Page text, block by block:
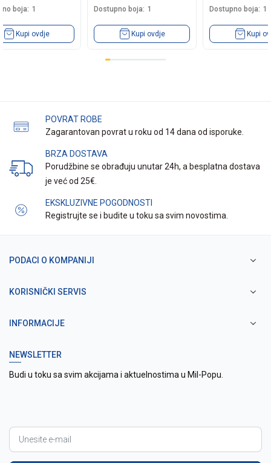
boja: 1
Kupi ovdje
Dostupno boja: 1
Kupi ovdje
Dostupno boja: 1
Kupi
POVRAT ROBE
Zagarantovan povrat u roku od 14 dana od isporuke.
BRZA DOSTAVA
Porudžbine se obrađuju unutar 24h, a besplatna dostava
je već od 25€.
EKSKLUZIVNE POGODNOSTI
Registrujte se i budite u toku sa svim novostima.
PODACI O KOMPANIJI
KORISNIČKI SERVIS
INFORMACIJE
NEWSLETTER
Budi u toku sa svim akcijama i aktuelnostima u Mil-Popu.